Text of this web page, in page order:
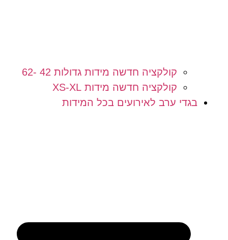
קולקציה חדשה מידות גדולות 42 -62
קולקציה חדשה מידות XS-XL
בגדי ערב לאירועים בכל המידות